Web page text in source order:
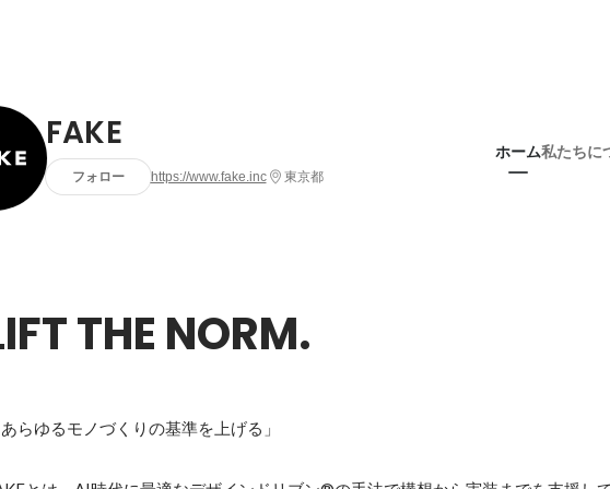
FAKE
フォロー https://www.fake.inc 東京都
ホーム私たちに
THE NORM.
あらゆるモノづくりの基準を上げる」